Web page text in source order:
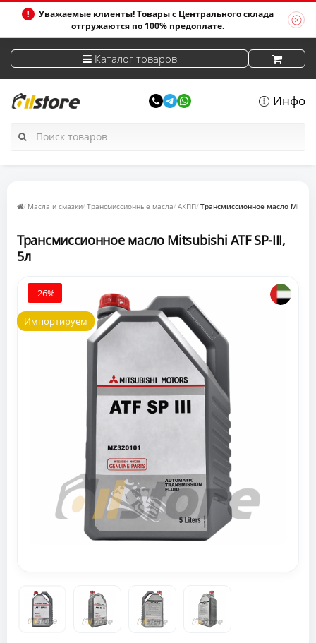
Уважаемые клиенты! Товары с Центрального склада
отгружаются по 100% предоплате.
Каталог товаров
Инфо
Масла и смазки Трансмиссионные масла АКПП Трансмиссионное масло
Трансмиссионное масло Mitsubishi ATF SP-III,
5л
-26%
Импортируем